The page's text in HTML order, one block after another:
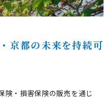
京都の未来を持続可
険・損害保険の販売を通じ